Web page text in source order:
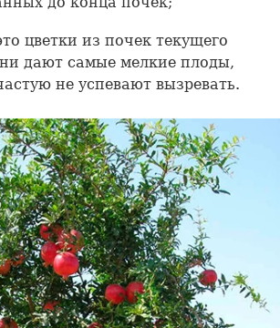
цветки из почек текущего
дают самые мелкие плоды,
не успевают вызревать.